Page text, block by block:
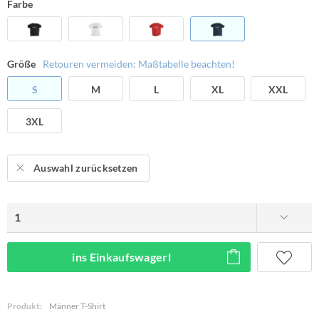
Farbe
Größe Retouren vermeiden: Maßtabelle beachten!
S M L XL XXL
3XL
Auswahl zurücksetzen
ins Einkaufswagerl
Produkt:
Männer T-Shirt